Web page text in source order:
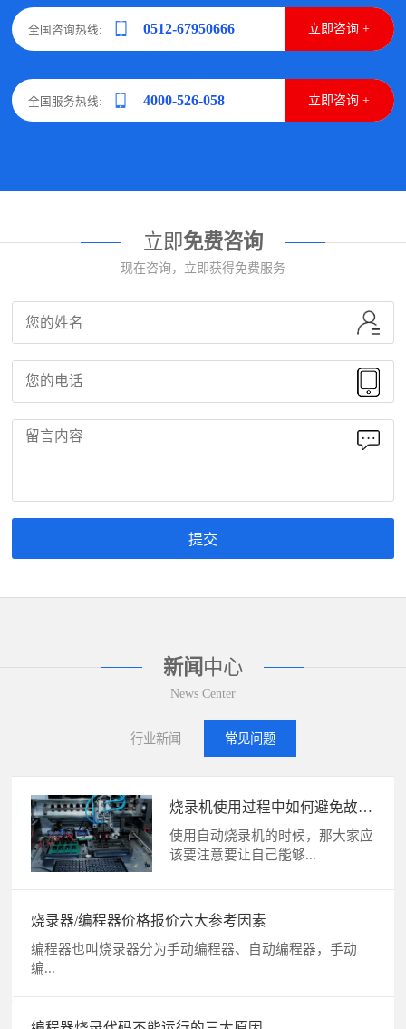
全国咨询热线: 0512-67950666 立即咨询 +
全国服务热线: 4000-526-058 立即咨询 +
立即免费咨询
现在咨询，立即获得免费服务
新闻 中心
News Center
行业新闻 常见问题
烧录器常用的五种编程语言介绍
及区别
1、梯形图语言（LD） 梯形图语言
是PLC程序设计...
烧录器作业位烧录NG原因及解
机器生产中若呈现缺点需求处理，
编程器也叫烧录